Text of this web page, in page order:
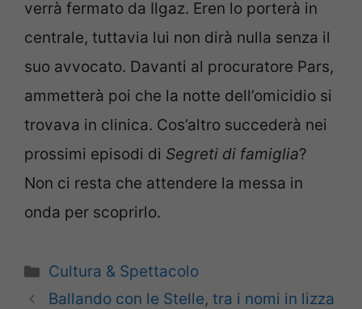
verrà fermato da Ilgaz. Eren lo porterà in
centrale, tuttavia lui non dirà nulla senza il
suo avvocato. Davanti al procuratore Pars,
ammetterà poi che la notte dell’omicidio si
trovava in clinica. Cos’altro succederà nei
prossimi episodi di Segreti di famiglia?
Non ci resta che attendere la messa in
onda per scoprirlo.
Categorie
Cultura & Spettacolo
Ballando con le Stelle, tra i nomi in lizza